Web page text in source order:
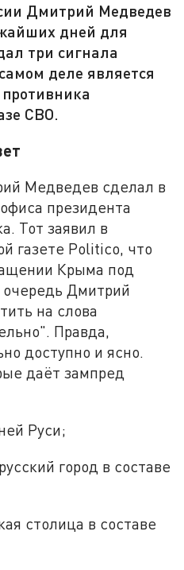
Дмитрий Медведев
дней для
три сигнала
деле является
СВО.
Медведев сделал в
президента
Тот заявил в
газете Politico, что
Крыма под
очередь Дмитрий
на слова
Правда,
доступно и ясно.
даёт зампред
Руси;
город в составе
столица в составе